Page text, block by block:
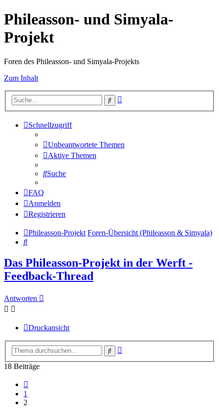
Phileasson- und Simyala-
Projekt
Foren des Phileasson- und Simyala-Projekts
Zum Inhalt
Suche
Schnellzugriff
Unbeantwortete Themen
Aktive Themen
Suche
FAQ
Anmelden
Registrieren
Phileasson-Projekt Foren-Übersicht (Phileasson & Simyala)
Suche
Das Phileasson-Projekt in der Werft -
Feedback-Thread
Antworten
Druckansicht
Suche
18 Beiträge
1
2